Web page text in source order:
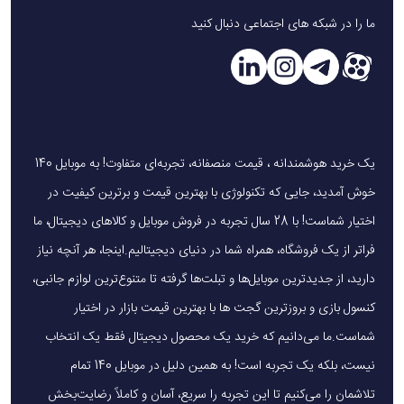
سریع پشتیبانی می‌کند؟
فراهم می‌کند.
2. چه دستگاه‌هایی را می‌توان با آداپتور آمایا ACW-
E46DC شارژ کرد؟
دستگاه‌های مجهز به درگاه USB-C یا USB-A مانند
گوشی‌های هوشمند، تبلت، پاوربانک، هندزفری و سایر
گجت‌های سازگار..
3. ایمنی آداپتور شارژ آمایا مدل ACW-E46DC چطور
تضمین می‌شود؟
ما را در شبکه های اجتماعی دنبال کنید
یک خرید هوشمندانه ، قیمت منصفانه، تجربه‌ای متفاوت! به موبایل 140
خوش آمدید، جایی که تکنولوژی با بهترین قیمت و برترین کیفیت در
اختیار شماست! با 28 سال تجربه در فروش موبایل و کالاهای دیجیتال، ما
فراتر از یک فروشگاه، همراه شما در دنیای دیجیتالیم.اینجا، هر آنچه نیاز
دارید، از جدیدترین موبایل‌ها و تبلت‌ها گرفته تا متنوع‌ترین لوازم جانبی،
کنسول بازی و بروزترین گجت ها با بهترین قیمت بازار در اختیار
شماست.ما می‌دانیم که خرید یک محصول دیجیتال فقط یک انتخاب
نیست، بلکه یک تجربه است! به همین دلیل در موبایل 140 تمام
تلاشمان را می‌کنیم تا این تجربه را سریع، آسان و کاملاً رضایت‌بخش